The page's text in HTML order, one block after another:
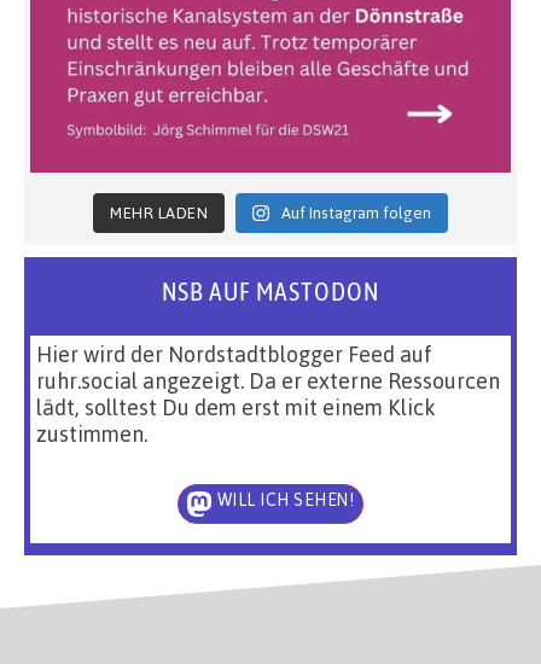
MEHR LADEN Auf Instagram folgen
NSB AUF MASTODON
Hier wird der Nordstadtblogger Feed auf
ruhr.social angezeigt. Da er externe Ressourcen
lädt, solltest Du dem erst mit einem Klick
zustimmen.
WILL ICH SEHEN!